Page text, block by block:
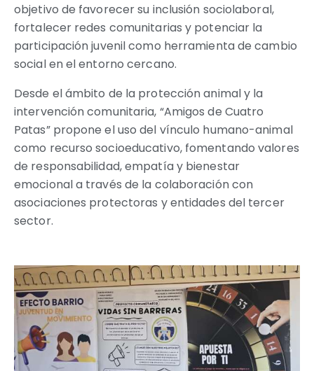
objetivo de favorecer su inclusión sociolaboral,
fortalecer redes comunitarias y potenciar la
participación juvenil como herramienta de cambio
social en el entorno cercano.
Desde el ámbito de la protección animal y la
intervención comunitaria, “Amigos de Cuatro
Patas” propone el uso del vínculo humano-animal
como recurso socioeducativo, fomentando valores
de responsabilidad, empatía y bienestar
emocional a través de la colaboración con
asociaciones protectoras y entidades del tercer
sector.